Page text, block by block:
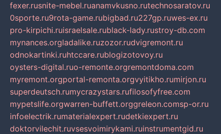
fexer.rusnite-mebel.ruanamvkusno.rutechnosaratov.ru
0sporte.ru9rota-game.rubigbad.ru227gp.ruwes-ex.ru
pro-kirpichi.ruisraelsale.rublack-lady.rustroy-db.com
mynances.orgladalike.ruzozor.rudvigremont.ru
odnokartinki.ruhtccare.rublogizotovoy.ru
oysters-digital.ruo-remonte.orgremontdoma.com
myremont.orgportal-remonta.orgvyitikho.rumirjon.ru
superdeutsch.rumycrazystars.rufilosofyfree.com
mypetslife.orgwarren-buffett.orggreleon.comsp-or.ru
infoelectrik.rumaterialexpert.rudetkiexpert.ru
doktorvilechit.ruvsesvoimirykami.ruinstrumentgid.ru